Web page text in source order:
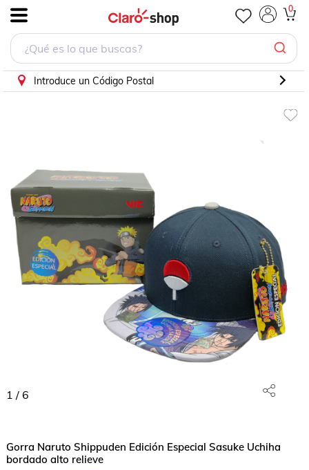
0
Introduce un Código Postal
1 / 6
Gorra Naruto Shippuden Edición Especial Sasuke Uchiha
bordado alto relieve